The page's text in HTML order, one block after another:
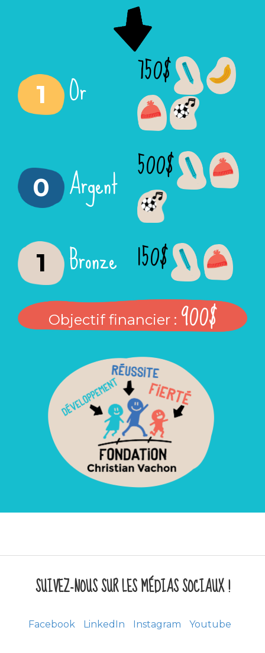
1 Or 750$
0 Argent 500$
1 Bronze 150$
Objectif financier : 900$
SUIVEZ-NOUS SUR LES MÉDIAS SOCIAUX !
Facebook LinkedIn Instagram Youtube